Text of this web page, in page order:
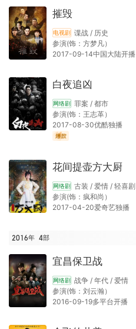
摧毁
电视剧 谍战 / 历史
参演(饰：方梦凡）
2017-09-14中国大陆开播
白夜追凶
网络剧 罪案 / 都市
参演(饰：王志革）
2017-08-30优酷独播
花间提壶方大厨
网络剧 古装 / 爱情 / 轻喜剧
参演(饰：疯和尚）
2017-04-20爱奇艺独播
2016年 4部
宜昌保卫战
网络剧 战争 / 年代 / 爱情
参演(饰：刘云瀚）
2016-09-19多平台开播